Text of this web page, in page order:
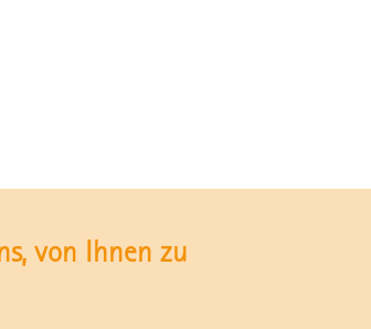
von Ihnen zu